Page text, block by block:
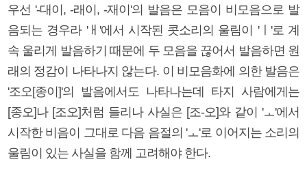
우선 '-대이, -래이, -재이'의 발음은 모음이 비모음으로 발
음되는 경우라 'ㅐ'에서 시작된 콧소리의 울림이 'ㅣ'로 계
속 울리게 발음하기 때문에 두 모음을 끊어서 발음하면 원
래의 정감이 나타나지 않는다. 이 비모음화에 의한 발음은
'조오[종이]'의 발음에서도 나타나는데 타지 사람에게는
[종오]나 [조오]처럼 들리나 사실은 [조-오]와 같이 'ㅗ'에서
시작한 비음이 그대로 다음 음절의 'ㅗ'로 이어지는 소리의
울림이 있는 사실을 함께 고려해야 한다.